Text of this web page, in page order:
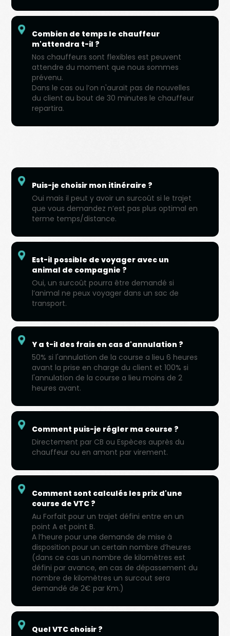
Combien de temps le chauffeur
m'attendra t-il ?
Nos chauffeurs sont flexibles est peuvent
attendre du moment que nous sommes
prévenu.
Dans le cas ou l’on n'aurait pas de nouvelles
du client au bout de 30 minutes le chauffeur
repartira.
Puis-je choisir mon itinéraire ?
Oui mais il peut y avoir un surcoût si le trajet
que vous demandez n’est pas plus optimal en
terme temps/distance.
Est-il possible de voyager avec un
animal de compagnie ?
Oui, un surcoût pourra être demandé si
l’animal ne peux voyager dans un sac de
transport.
Y a t-il des frais en cas d'annulation ?
50% si l'annulation de la course a lieu 6 heures
avant la prise en charge du client et 100% si
l'annulation de la course a lieu moins de 2
heures avant.
Comment puis-je régler ma course ?
Directement par CB ou Espèces auprès du
chauffeur ou en amont par virement.
Comment sont calculés les prix d'une
course de VTC ?
Au Forfait pour un trajet défini entre en un
point A et point B.
A l’heure pour une demande de mise à
disposition pour un certain nombre d’heures
(dans ce cas un nombre de kilomètres est
défini par avance, en cas de dépassement du
nombre de kilomètres un surcout sera
demandé de 2€ par Km.)
Quel VTC choisir ?